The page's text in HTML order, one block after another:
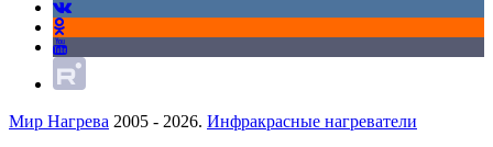
Мир Нагрева 2005 - 2026. Инфракрасные нагреватели